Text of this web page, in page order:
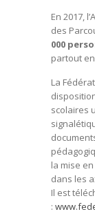
En 2017,
des
000
partout
La
scolaires
la mise
dans les
Il est
: